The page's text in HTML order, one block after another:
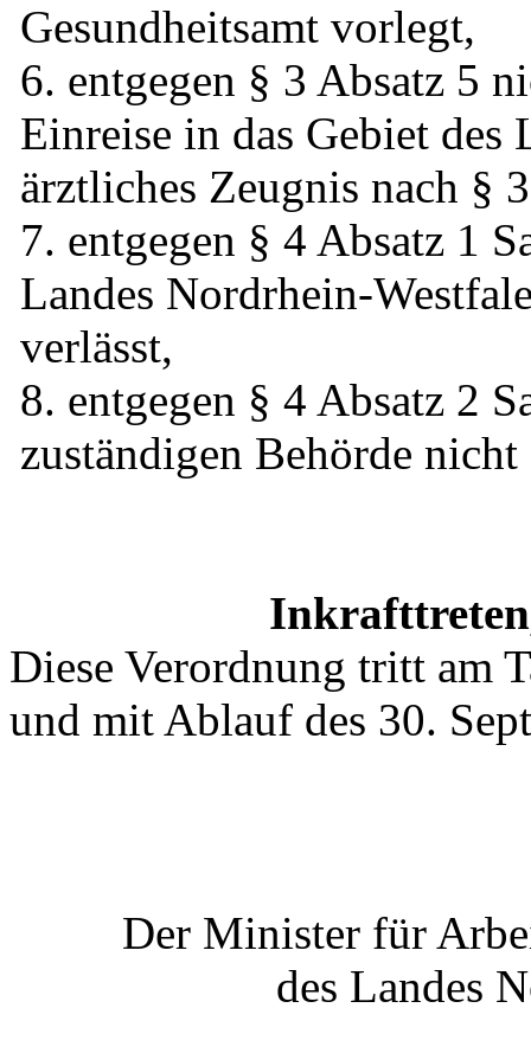
Gesundheitsamt vorlegt,
6. entgegen § 3 Absatz 5
Einreise in das Gebiet des
ärztliches Zeugnis nach §
7. entgegen § 4 Absatz 1
Landes Nordrhein-
verlässt,
8. entgegen § 4 Absatz 2
zuständigen Behörde
Diese Verordnung tritt am
und mit Ablauf des 30.
Der Minister für
des Landes